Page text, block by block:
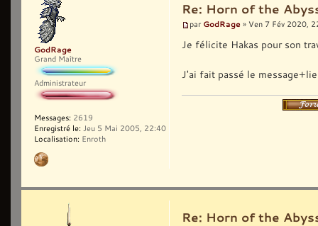
Re: Horn of the
par GodRage » Ven 7 Fév 2020,
Je félicite Hakas pour son
J'ai fait passé le
GodRage
Grand Maître
Administrateur
Messages: 2619
Enregistré le: Jeu 5 Mai 2005, 22:40
Localisation: Enroth
Re: Horn of the